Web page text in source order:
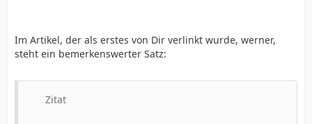
Im Artikel, der als erstes von Dir verlinkt wurde, werner,
steht ein bemerkenswerter Satz:
Zitat